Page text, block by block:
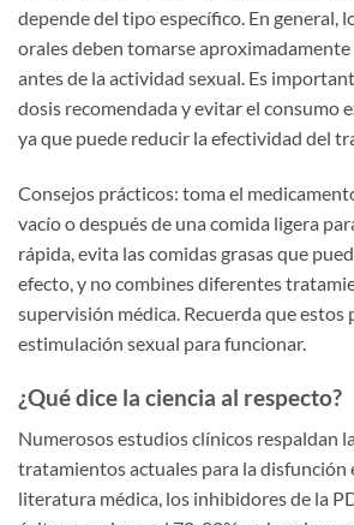
depende del tipo específico. En general,
orales deben tomarse
antes de la actividad sexual. Es
dosis recomendada y evitar el consumo
ya que puede reducir la efectividad del
Consejos prácticos: toma el
vacío o después de una comida ligera
rápida, evita las comidas grasas que
efecto, y no combines diferentes
supervisión médica. Recuerda que
estimulación sexual para funcionar.
¿Qué dice la ciencia al respecto?
Numerosos estudios clínicos respaldan
tratamientos actuales para la disfunción
literatura médica, los inhibidores de la